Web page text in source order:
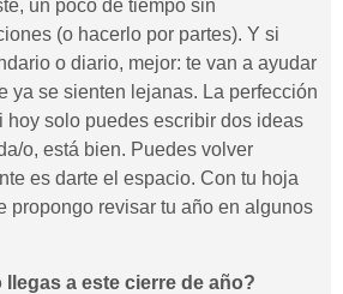
un poco de tiempo sin
(o hacerlo por partes). Y si
o diario, mejor: te van a ayudar
ya se sienten lejanas. La perfección
hoy solo puedes escribir dos ideas
o, está bien. Puedes volver
es darte el espacio. Con tu hoja
propongo revisar tu año en algunos
llegas a este cierre de año?